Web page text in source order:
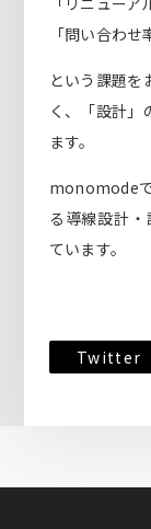
「問い合わせ
という課題を
く、「設計」
ます。
monomode
る導線設計
ています。
Twitter